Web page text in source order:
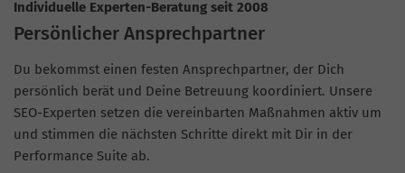
Individuelle Experten-Beratung seit 2008
Persönlicher Ansprechpartner
Du bekommst einen festen Ansprechpartner, der Dich
persönlich berät und Deine Betreuung koordiniert. Unsere
SEO-Experten setzen die vereinbarten Maßnahmen aktiv um
und stimmen die nächsten Schritte direkt mit Dir in der
Performance Suite ab.